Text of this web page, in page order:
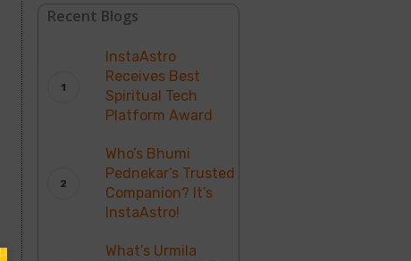
Recent Blogs
InstaAstro
Receives Best
Spiritual Tech
Platform Award
Who’s Bhumi
Pednekar’s Trusted
Companion? It’s
InstaAstro!
What’s Urmila